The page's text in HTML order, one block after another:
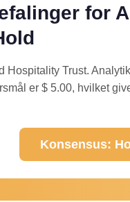
for
Hospitality Trust.
er $ 5.00, hvilket
Konsensus: